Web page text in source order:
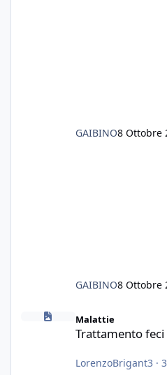
GAIBINO8 Ottobre
GAIBINO8 Ottobre
Trattamento feci bianche e
Malattie
Trattamento feci
LorenzoBrigant3 ·